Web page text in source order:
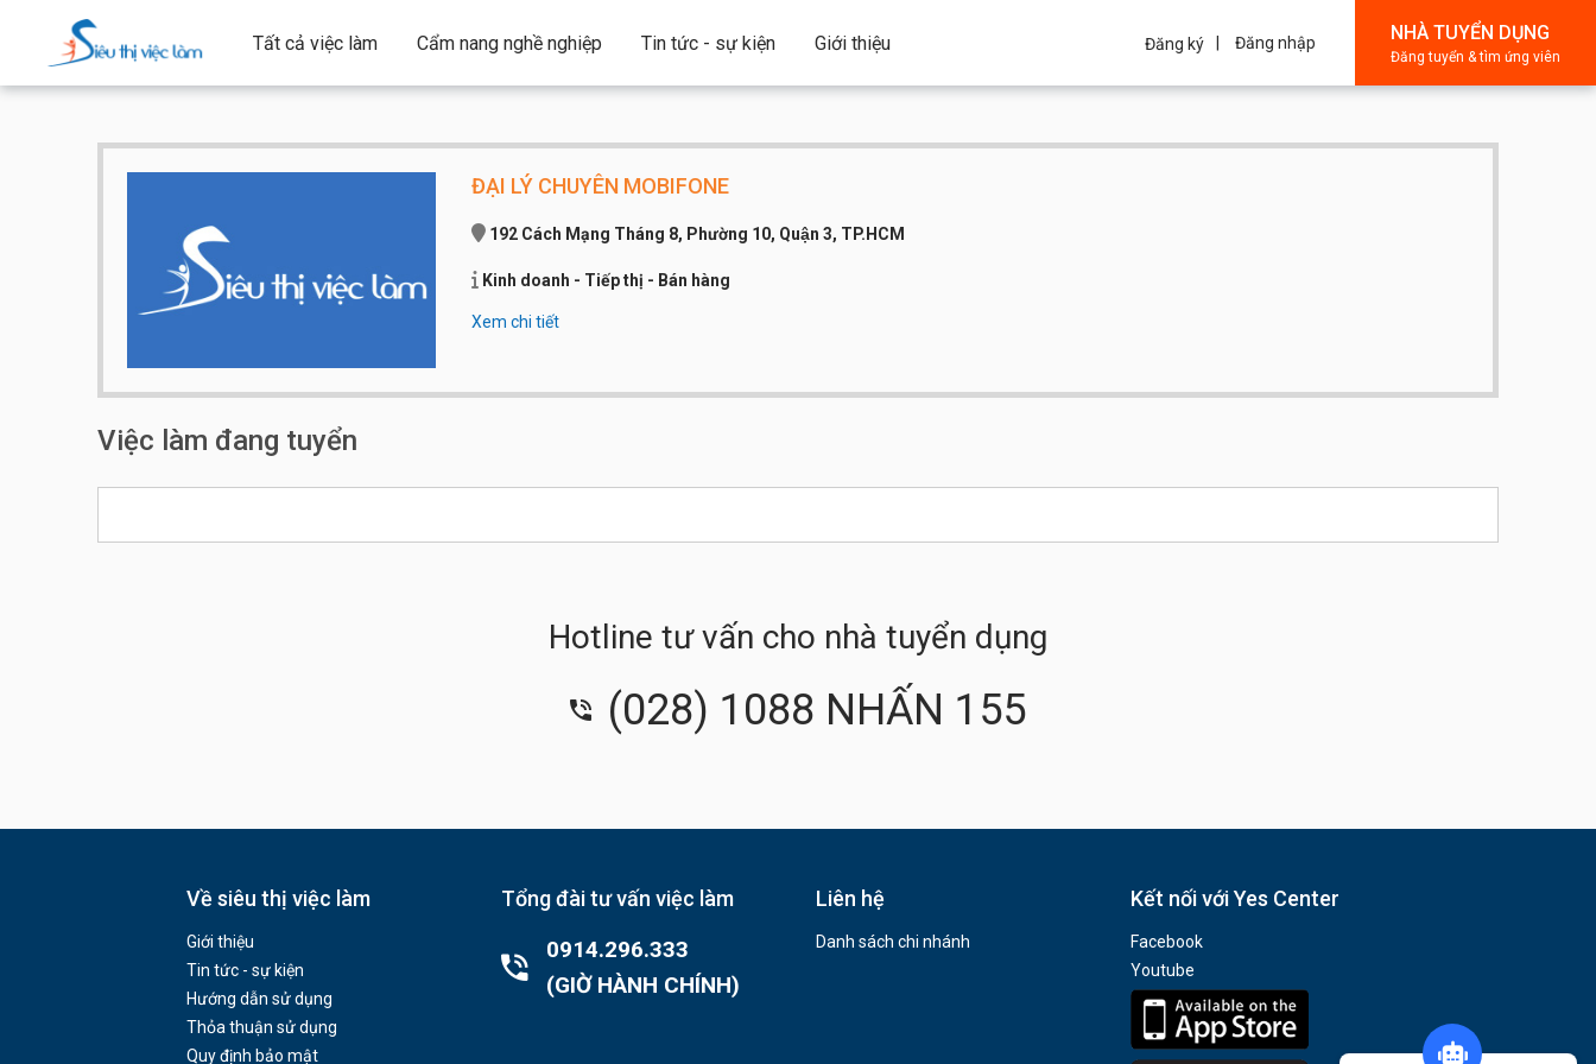
Tất cả việc làm Cẩm nang nghề nghiệp Tin tức - sự kiện Giới thiệu Đăng ký Đăng nhập NHÀ TUYỂN DỤNG
Đăng tuyển & tìm ứng viên
ĐẠI LÝ CHUYÊN MOBIFONE
192 Cách Mạng Tháng 8, Phường 10, Quận 3, TP.HCM
Kinh doanh - Tiếp thị - Bán hàng
Qui mô công ty:
Xem chi tiết
Việc làm đang tuyển
Hotline tư vấn cho nhà tuyển dụng
(028) 1088 NHẤN 155
Về siêu thị việc làm
Giới thiệu
Tin tức - sự kiện
Hướng dẫn sử dụng
Thỏa thuận sử dụng
Quy định bảo mật
Tổng đài tư vấn việc làm
0914.296.333
(GIỜ HÀNH CHÍNH)
Liên hệ
Danh sách chi nhánh
Kết nối với Yes Center
Facebook
Youtube